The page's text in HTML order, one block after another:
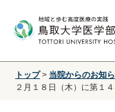
トップ > 当院からのお知
２月１８日（木）に第１